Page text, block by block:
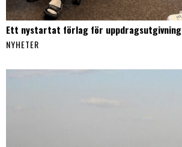
Ett nystartat förlag för uppdragsutgivning
NYHETER